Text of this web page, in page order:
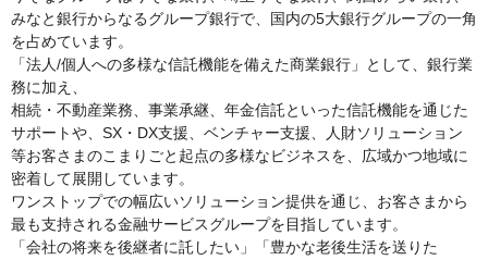
みなと銀行からなるグループ銀行で、国内の5大銀行グループの一角
を占めています。
「法人/個人への多様な信託機能を備えた商業銀行」として、銀行業
務に加え、
相続・不動産業務、事業承継、年金信託といった信託機能を通じた
サポートや、SX・DX支援、ベンチャー支援、人財ソリューション
等お客さまのこまりごと起点の多様なビジネスを、広域かつ地域に
密着して展開しています。
ワンストップでの幅広いソリューション提供を通じ、お客さまから
最も支持される金融サービスグループを目指しています。
「会社の将来を後継者に託したい」「豊かな老後生活を送りた